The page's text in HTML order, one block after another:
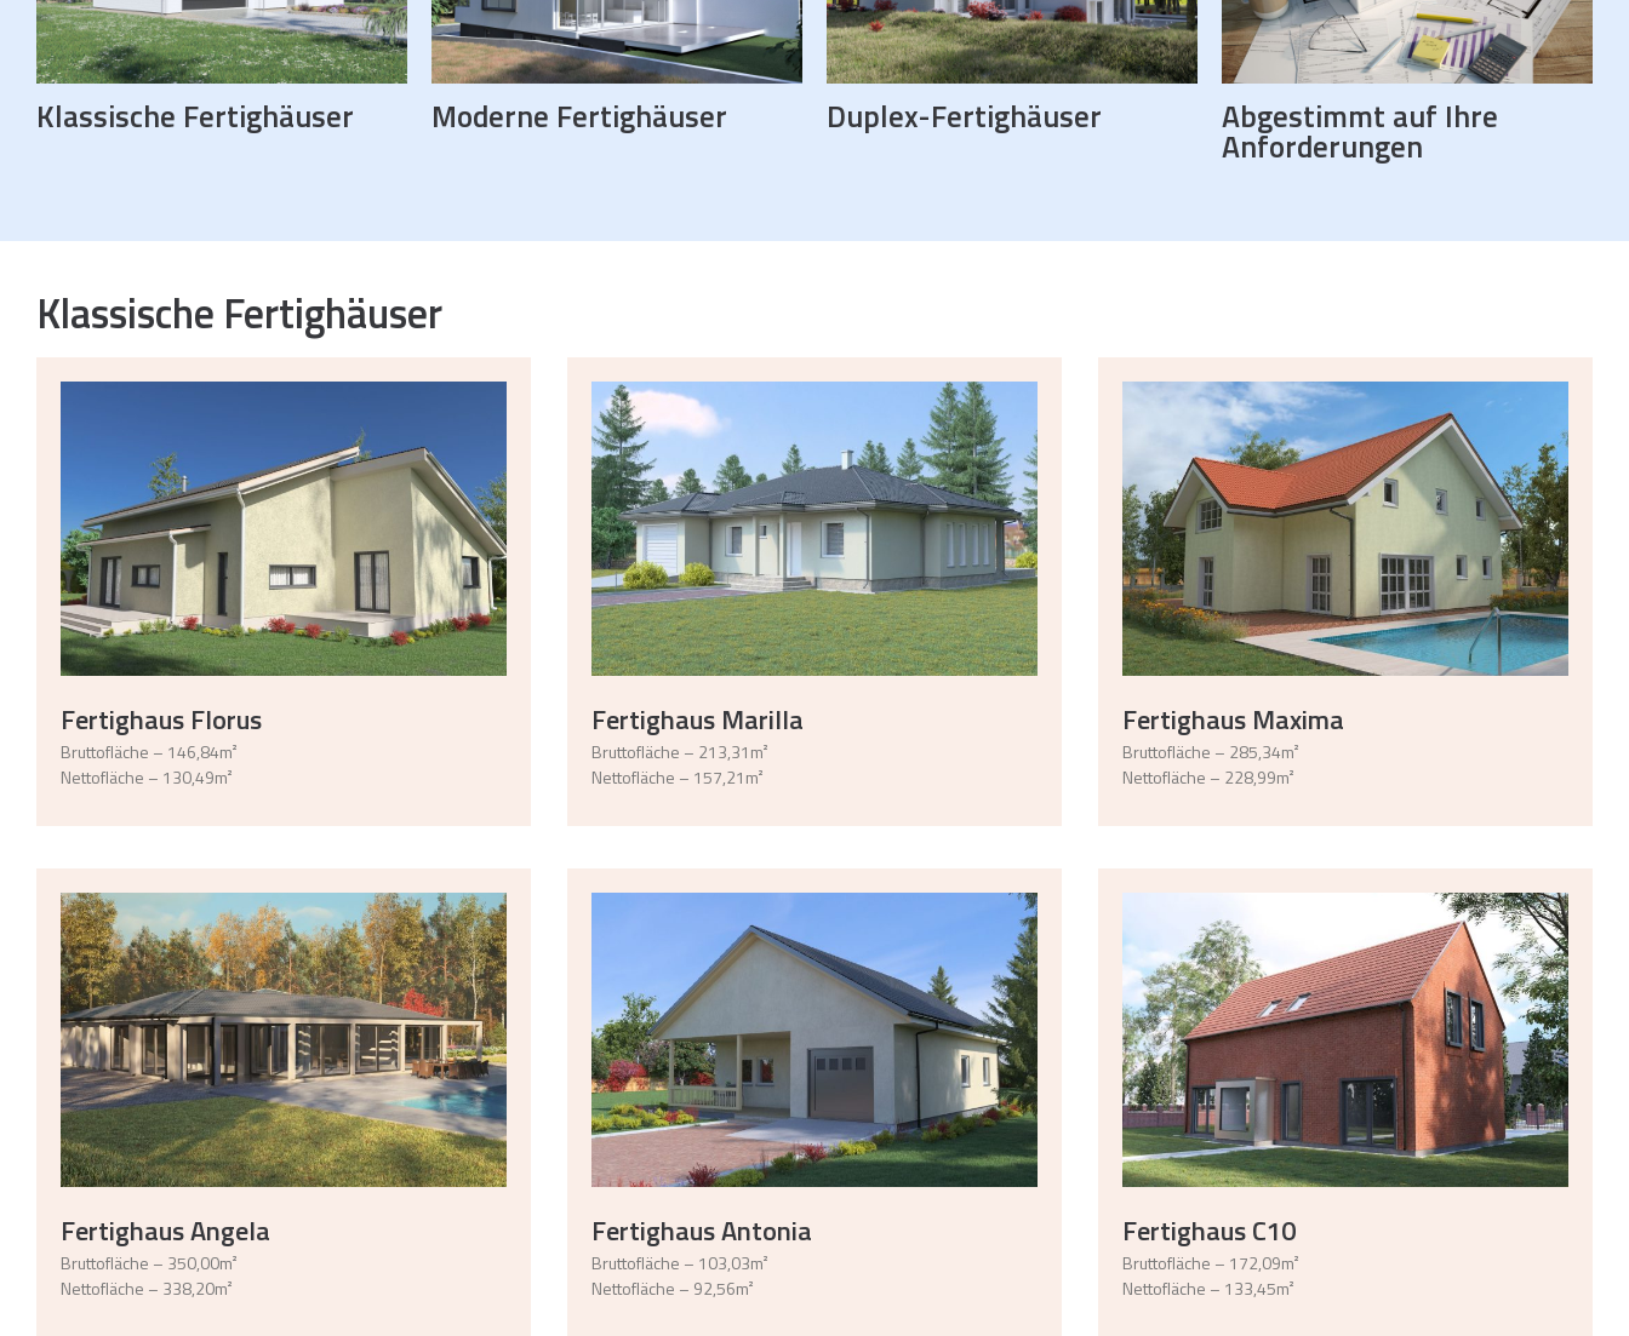
Klassische Fertighäuser Moderne Fertighäuser Duplex-Fertighäuser Abgestimmt auf Ihre
Anforderungen
Klassische Fertighäuser Moderne Fertighäuser Duplex-Fertighaus Abgestimmt auf Ihre
Anforderungen
Klassische Fertighäuser
Fertighaus Florus
Bruttofläche – 146,84m²
Nettofläche – 130,49m²
Fertighaus Marilla
Bruttofläche – 213,31m²
Nettofläche – 157,21m²
Fertighaus Maxima
Bruttofläche – 285,34m²
Nettofläche – 228,99m²
Fertighaus Angela
Bruttofläche – 350,00m²
Nettofläche – 338,20m²
Fertighaus Antonia
Bruttofläche – 103,03m²
Nettofläche – 92,56m²
Fertighaus C10
Bruttofläche – 172,09m²
Nettofläche – 133,45m²